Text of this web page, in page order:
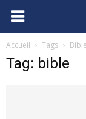
FCGB.net
Accueil Tags Bible
Tag: bible